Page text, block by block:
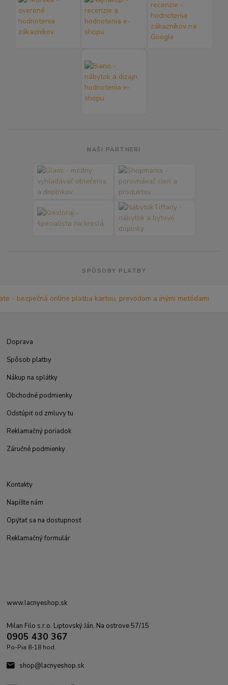
NAŠI PARTNERI
SPÔSOBY PLATBY
Doprava
Spôsob platby
Nákup na splátky
Obchodné podmienky
Odstúpiť od zmluvy tu
Reklamačný poriadok
Záručné podmienky
Kontakty
Napíšte nám
Opýtať sa na dostupnosť
Reklamačný formulár
www.lacnyeshop.sk
Milan Filo s.r.o. Liptovský Ján, Na ostrove 57/15
0905 430 367
Po-Pia 8-18 hod.
shop@lacnyeshop.sk